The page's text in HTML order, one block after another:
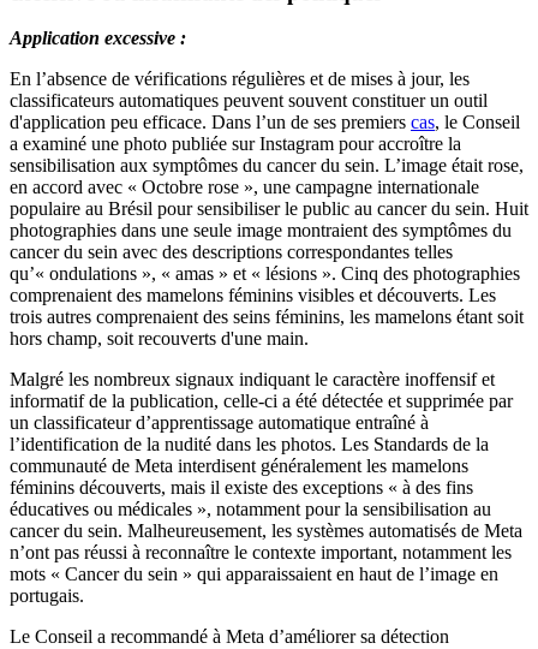
Application excessive :
En l’absence de vérifications régulières et de mises à jour, les
classificateurs automatiques peuvent souvent constituer un outil
d'application peu efficace. Dans l’un de ses premiers cas, le Conseil
a examiné une photo publiée sur Instagram pour accroître la
sensibilisation aux symptômes du cancer du sein. L’image était rose,
en accord avec « Octobre rose », une campagne internationale
populaire au Brésil pour sensibiliser le public au cancer du sein. Huit
photographies dans une seule image montraient des symptômes du
cancer du sein avec des descriptions correspondantes telles
qu’« ondulations », « amas » et « lésions ». Cinq des photographies
comprenaient des mamelons féminins visibles et découverts. Les
trois autres comprenaient des seins féminins, les mamelons étant soit
hors champ, soit recouverts d'une main.
Malgré les nombreux signaux indiquant le caractère inoffensif et
informatif de la publication, celle-ci a été détectée et supprimée par
un classificateur d’apprentissage automatique entraîné à
l’identification de la nudité dans les photos. Les Standards de la
communauté de Meta interdisent généralement les mamelons
féminins découverts, mais il existe des exceptions « à des fins
éducatives ou médicales », notamment pour la sensibilisation au
cancer du sein. Malheureusement, les systèmes automatisés de Meta
n’ont pas réussi à reconnaître le contexte important, notamment les
mots « Cancer du sein » qui apparaissaient en haut de l’image en
portugais.
Le Conseil a recommandé à Meta d’améliorer sa détection